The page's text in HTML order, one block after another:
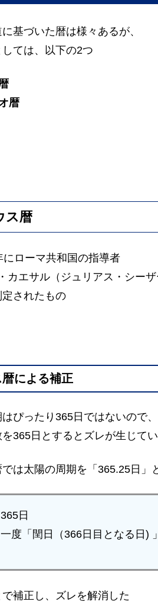
基づいた暦は様々あるが、
ては、以下の2つ
暦
ス暦
にローマ共和国の指導者
カエサル（ジュリアス・シー
されたもの
による補正
ぴったり365日ではないので、
365日とするとズレが生じて
は太陽の周期を「365.25日」
日
度「閏日（366日目となる日)
で補正し、ズレを解消した